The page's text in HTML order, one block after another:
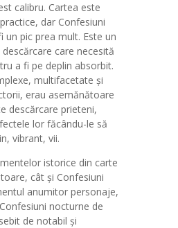
calibru. Cartea este
dar Confesiuni
un pic prea mult. Este un
care necesită
a fi pe deplin absorbit.
multifacetate și
erau asemănătoare
descărcare prieteni,
lor făcându-le să
vibrant, vii.
istorice din carte
cât și Confesiuni
anumitor personaje,
nocturne de
de notabil și